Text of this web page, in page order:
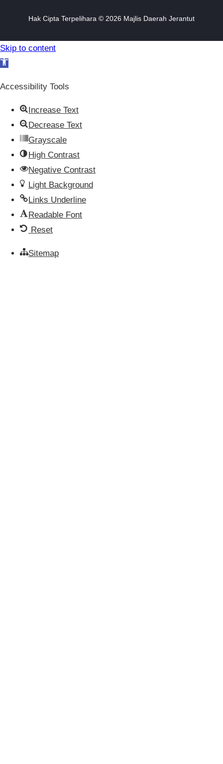
Hak Cipta Terpelihara © 2026 Majlis Daerah Jerantut
Skip to content
Open toolbar
Accessibility Tools
Increase Text
Decrease Text
Grayscale
High Contrast
Negative Contrast
Light Background
Links Underline
Readable Font
Reset
Sitemap